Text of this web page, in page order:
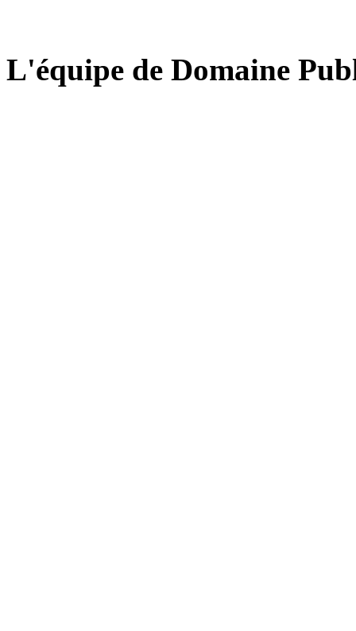
L'équipe de Domaine